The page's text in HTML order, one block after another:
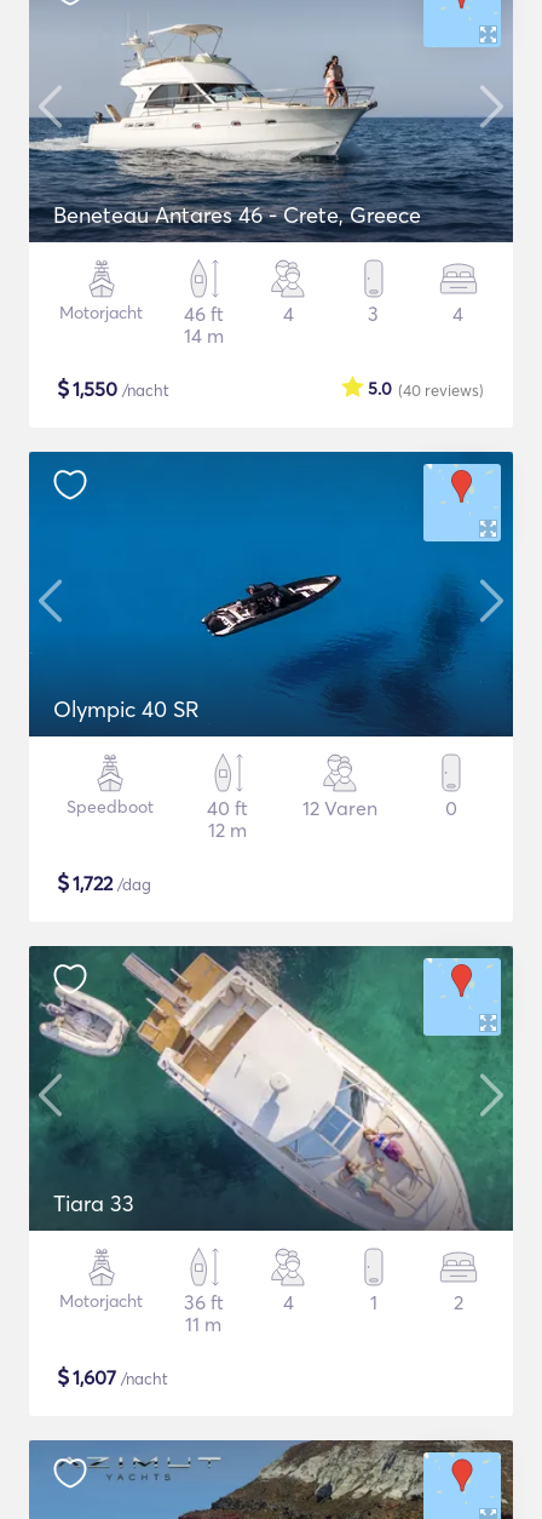
Beneteau Antares 46 - Crete, Greece
Motorjacht
46 ft
14 m
4 3 4
$1,550 /nacht (40 reviews)
5.0
Olympic 40 SR
Speedboot
40 ft
12 m
12 Varen 0
$1,722/dag
Tiara 33
Motorjacht
36 ft
11 m
4 1 2
$1,607 /nacht